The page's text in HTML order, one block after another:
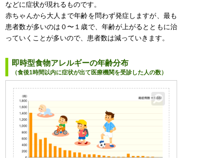
などに症状が現れるものです。
赤ちゃんから大人まで年齢を問わず発症しますが、最も
患者数が多いのは０〜１歳で、年齢が上がるとともに治
っていくことが多いので、患者数は減っていきます。
即時型食物アレルギーの年齢分布
（食後1時間以内に症状が出て医療機関を受診した人の数）